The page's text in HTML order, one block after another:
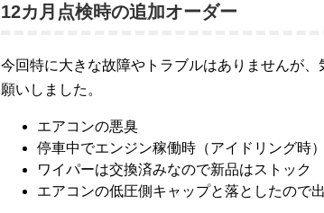
12カ月点検時の追加オーダー
今回特に大きな故障やトラブルはありませんが
願いしました。
エアコンの悪臭
停車中でエンジン稼働時（アイドリング時
ワイパーは交換済みなので新品はストック
エアコンの低圧側キャップと落としたので